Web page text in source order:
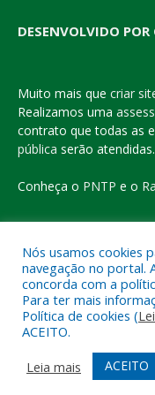
DESENVOLVIDO POR
Muito mais que criar
Realizamos uma
contrato que todas as
pública serão atendidas.
Conheça o PNTP e o
Todos os direitos
Mapa do Site
Nós usamos cookies
navegação no portal.
concorda com a
Para ter mais
Política de cookies (
ACEITO.
Leia mais
ACEITO